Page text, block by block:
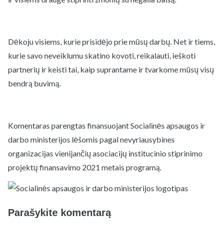
Dėkoju visiems, kurie prisidėjo prie mūsų darbų. Net ir tiems,
kurie savo neveiklumu skatino kovoti, reikalauti, ieškoti
partnerių ir keisti tai, kaip suprantame ir tvarkome mūsų visų
bendrą buvimą.
Komentaras parengtas finansuojant Socialinės apsaugos ir
darbo ministerijos lėšomis pagal nevyriausybines
organizacijas vienijančių asociacijų institucinio stiprinimo
projektų finansavimo 2021 metais programą.
Parašykite komentarą